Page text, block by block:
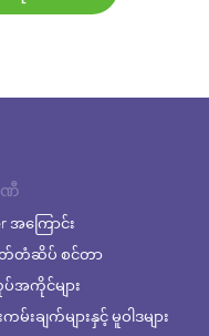
ဏီ
အကြောင်း
တံဆိပ် စင်တာ
အကိုင်များ
မ်းချက်များနှင့် မူဝါဒများ